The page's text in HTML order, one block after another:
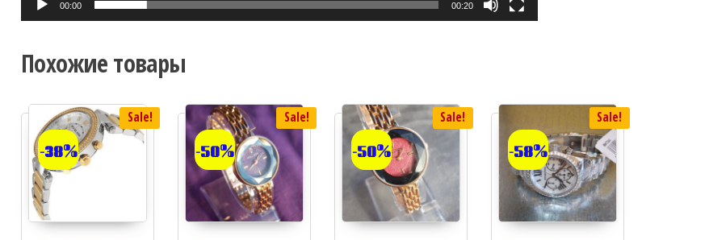
00:00 00:20
Похожие товары
Sale!
-38%
Sale!
-50%
Sale!
-50%
Sale!
-58%